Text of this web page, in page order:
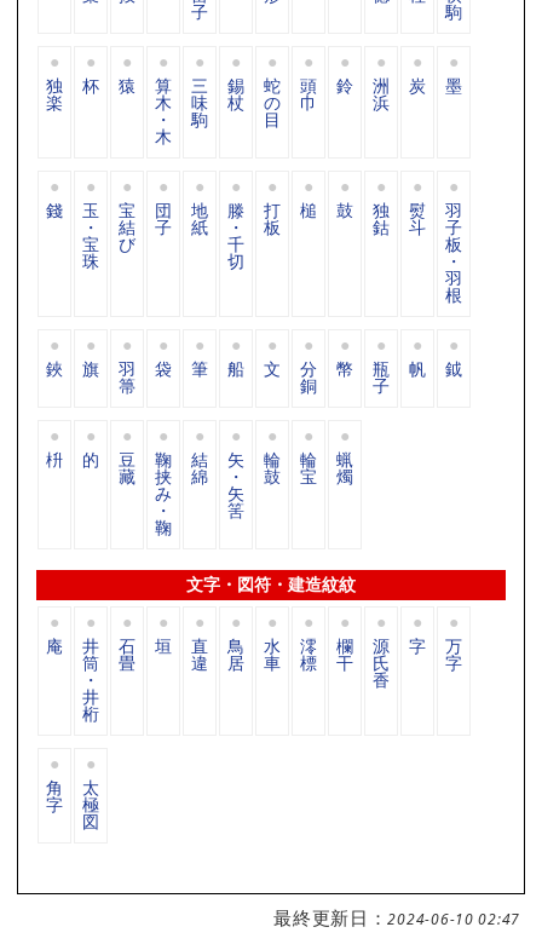
子 駒
独
楽
杯 猿 算
木
・
木
三
味
駒
錫
杖
蛇
の
目
頭
巾
鈴 洲
浜
炭 墨
錢 玉
・
宝
珠
宝
結
び
団
子
地
紙
滕
・
千
切
打
板
槌 鼓 独
鈷
熨
斗
羽
子
板
・
羽
根
鋏 旗 羽
箒
袋 筆 船 文 分
銅
幣 瓶
子
帆 鉞
枡 的 豆
藏
鞠
挟
み
・
鞠
結
綿
矢
・
矢
筈
輪
鼓
輪
宝
蝋
燭
文字・図符・建造紋紋
庵 井
筒
・
井
桁
石
畳
垣 直
違
鳥
居
水
車
澪
標
欄
干
源
氏
香
字 万
字
角
字
太
極
図
最終更新日：2024-06-10 02:47